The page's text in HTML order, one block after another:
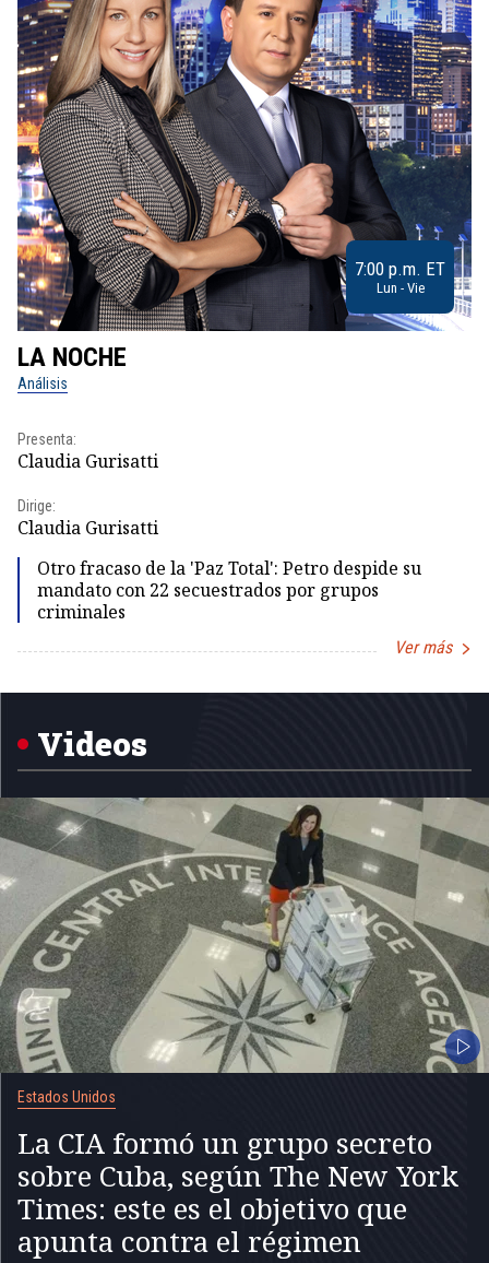
7:00 p.m. ET
Lun - Vie
LA NOCHE
Análisis
Presenta:
Claudia Gurisatti
Dirige:
Claudia Gurisatti
Otro fracaso de la 'Paz Total': Petro despide su
mandato con 22 secuestrados por grupos
criminales
Ver más
1
Videos
Estados Unidos
La CIA formó un grupo secreto
sobre Cuba, según The New York
Times: este es el objetivo que
apunta contra el régimen